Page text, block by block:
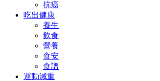
抗癌
吃出健康
養生
飲食
營養
食安
食譜
運動減重